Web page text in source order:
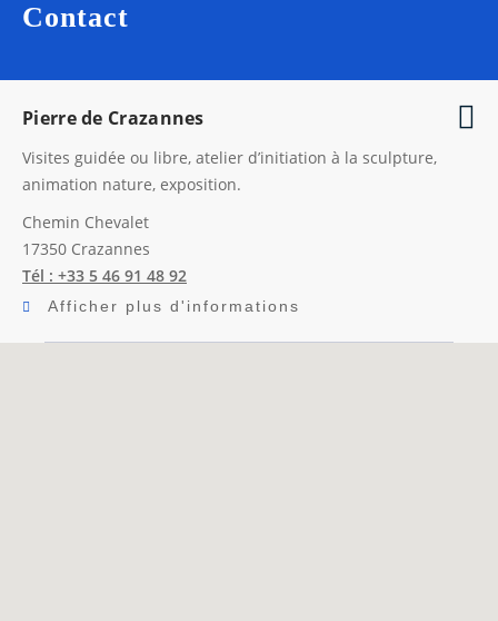
Contact
Pierre de Crazannes
Visites guidée ou libre, atelier d’initiation à la sculpture,
animation nature, exposition.
Chemin Chevalet
17350 Crazannes
Tél : +33 5 46 91 48 92
Afficher plus d'informations